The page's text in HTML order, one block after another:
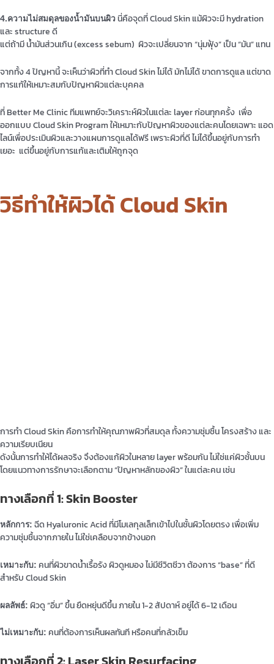
4.ความไม่สมดุลของน้ำมันบนผิว นี่คือจุดที่ Cloud Skin แม้ผิวจะมี hydration
และ structure ดี
แต่ถ้ามี น้ำมันส่วนเกิน (excess sebum) ผิวจะเปลี่ยนจาก “นุ่มฟุ้ง” เป็น “มัน” แทน
จากทั้ง 4 ปัญหานี้ จะเห็นว่าผิวที่ทำ Cloud Skin ไม่ได้ มักไม่ได้ ขาดการดูแล แต่ขาด
การแก้ให้เหมาะสมกับปัญหาผิวแต่ละบุคคล
ที่ Better Me Clinic ทีมแพทย์จะวิเคราะห์ผิวในแต่ละ layer ก่อนทุกครั้ง เพื่อ
ออกแบบ Cloud Skin Program ให้เหมาะกับปัญหาผิวของแต่ละคนโดยเฉพาะ แอด
ไลน์เพื่อประเมินผิวและวางแผนการดูแลได้ฟรี เพราะผิวที่ดี ไม่ได้ขึ้นอยู่กับการทำ
เยอะ แต่ขึ้นอยู่กับการแก้และเติมให้ถูกจุด
วิธีทำให้ผิวได้ Cloud Skin
การทำ Cloud Skin คือการทำให้คุณภาพผิวที่สมดุล ทั้งความชุ่มชื้น โครงสร้าง และ
ความเรียบเนียน
ดังนั้นการทำให้ได้ผลจริง จึงต้องแก้ผิวในหลาย layer พร้อมกัน ไม่ใช่แค่ผิวชั้นบน
โดยแนวทางการรักษาจะเลือกตาม “ปัญหาหลักของผิว” ในแต่ละคน เช่น
ทางเลือกที่ 1: Skin Booster
หลักการ: ฉีด Hyaluronic Acid ที่มีโมเลกุลเล็กเข้าไปในชั้นผิวโดยตรง เพื่อเพิ่ม
ความชุ่มชื้นจากภายใน ไม่ใช่เคลือบจากข้างนอก
เหมาะกับ: คนที่ผิวขาดน้ำเรื้อรัง ผิวดูหมอง ไม่มีชีวิตชีวา ต้องการ “base” ที่ดี
สำหรับ Cloud Skin
ผลลัพธ์: ผิวดู “อิ่ม” ขึ้น ยืดหยุ่นดีขึ้น ภายใน 1-2 สัปดาห์ อยู่ได้ 6-12 เดือน
ไม่เหมาะกับ: คนที่ต้องการเห็นผลทันที หรือคนที่กลัวเข็ม